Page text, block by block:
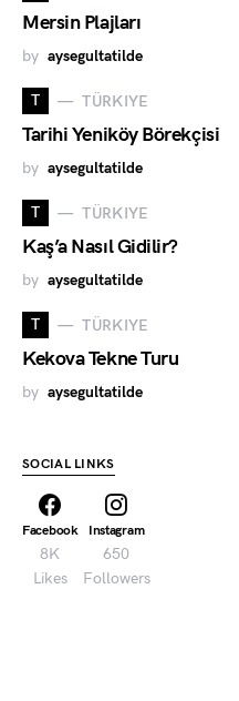
Mersin Plajları
by aysegultatilde
T TÜRKIYE
Tarihi Yeniköy Börekçisi
by aysegultatilde
T TÜRKIYE
Kaş’a Nasıl Gidilir?
by aysegultatilde
T TÜRKIYE
Kekova Tekne Turu
by aysegultatilde
SOCIAL LINKS
Facebook
8K
Likes
Instagram
650
Followers